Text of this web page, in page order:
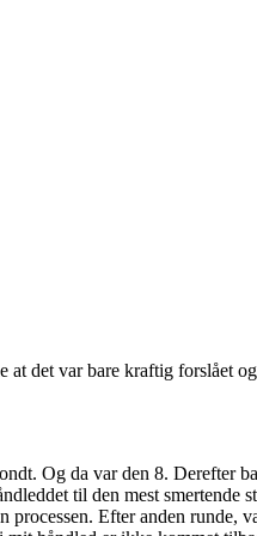
det var bare kraftig forslået
Og da var den 8. Derefter
til den mest
Efter anden